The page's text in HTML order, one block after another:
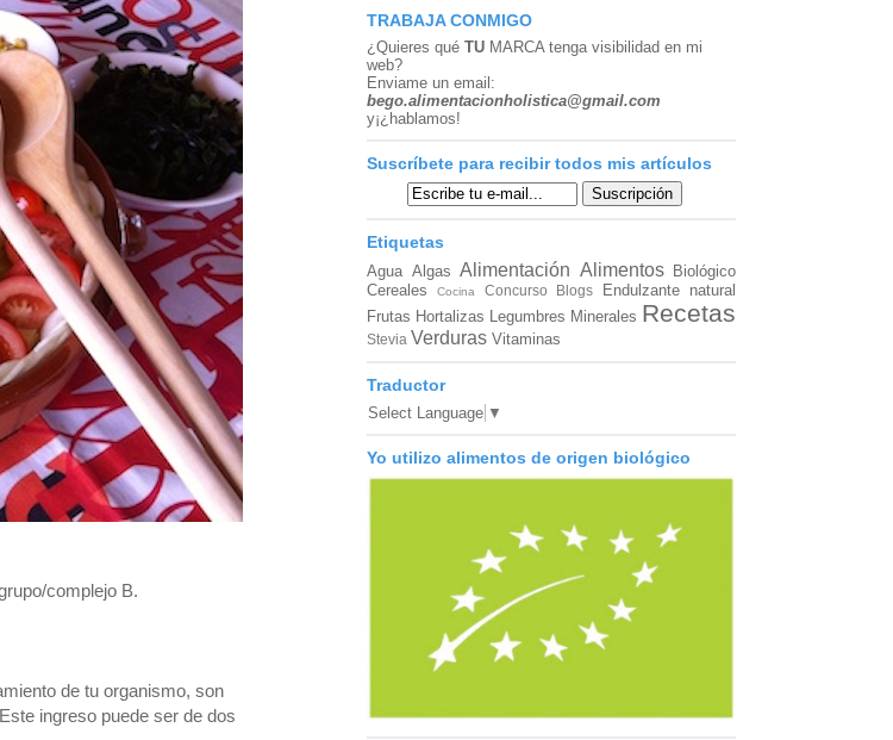
complejo B.
de tu organismo, son
ingreso puede ser de dos
TRABAJA CONMIGO
¿Quieres qué TU MARCAtenga visibilidad en mi
web?
Enviame un email:
bego.alimentacionholistica@gmail.com
y¡¿hablamos!
Suscríbete para recibir todos mis artículos
Etiquetas
Agua Algas Alimentación Alimentos
Biológico
Cereales
Cocina Concurso Blogs
Endulzante natural
Frutas Hortalizas Legumbres Minerales Recetas
Stevia Verduras Vitaminas
Traductor
Select Language ▼
Yo utilizo alimentos de origen biológico